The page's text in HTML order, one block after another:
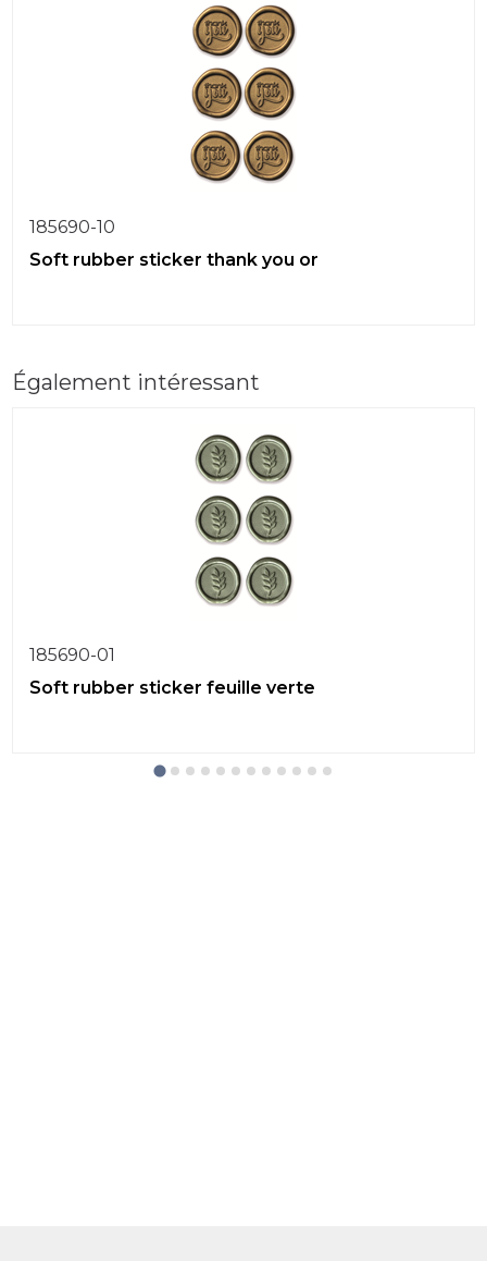
185690-10
Soft rubber sticker thank you or
Également intéressant
185690-01
Soft rubber sticker feuille verte